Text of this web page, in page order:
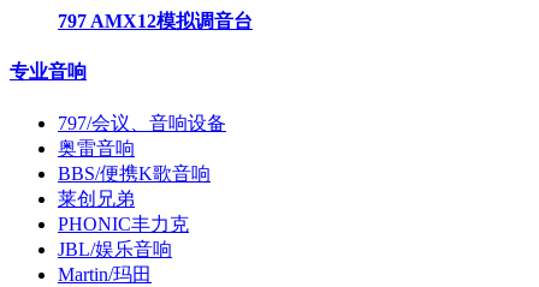
797 AMX12模拟调音台
专业音响
797/会议、音响设备
奥雷音响
BBS/便携K歌音响
莱创兄弟
PHONIC丰力克
JBL/娱乐音响
Martin/玛田